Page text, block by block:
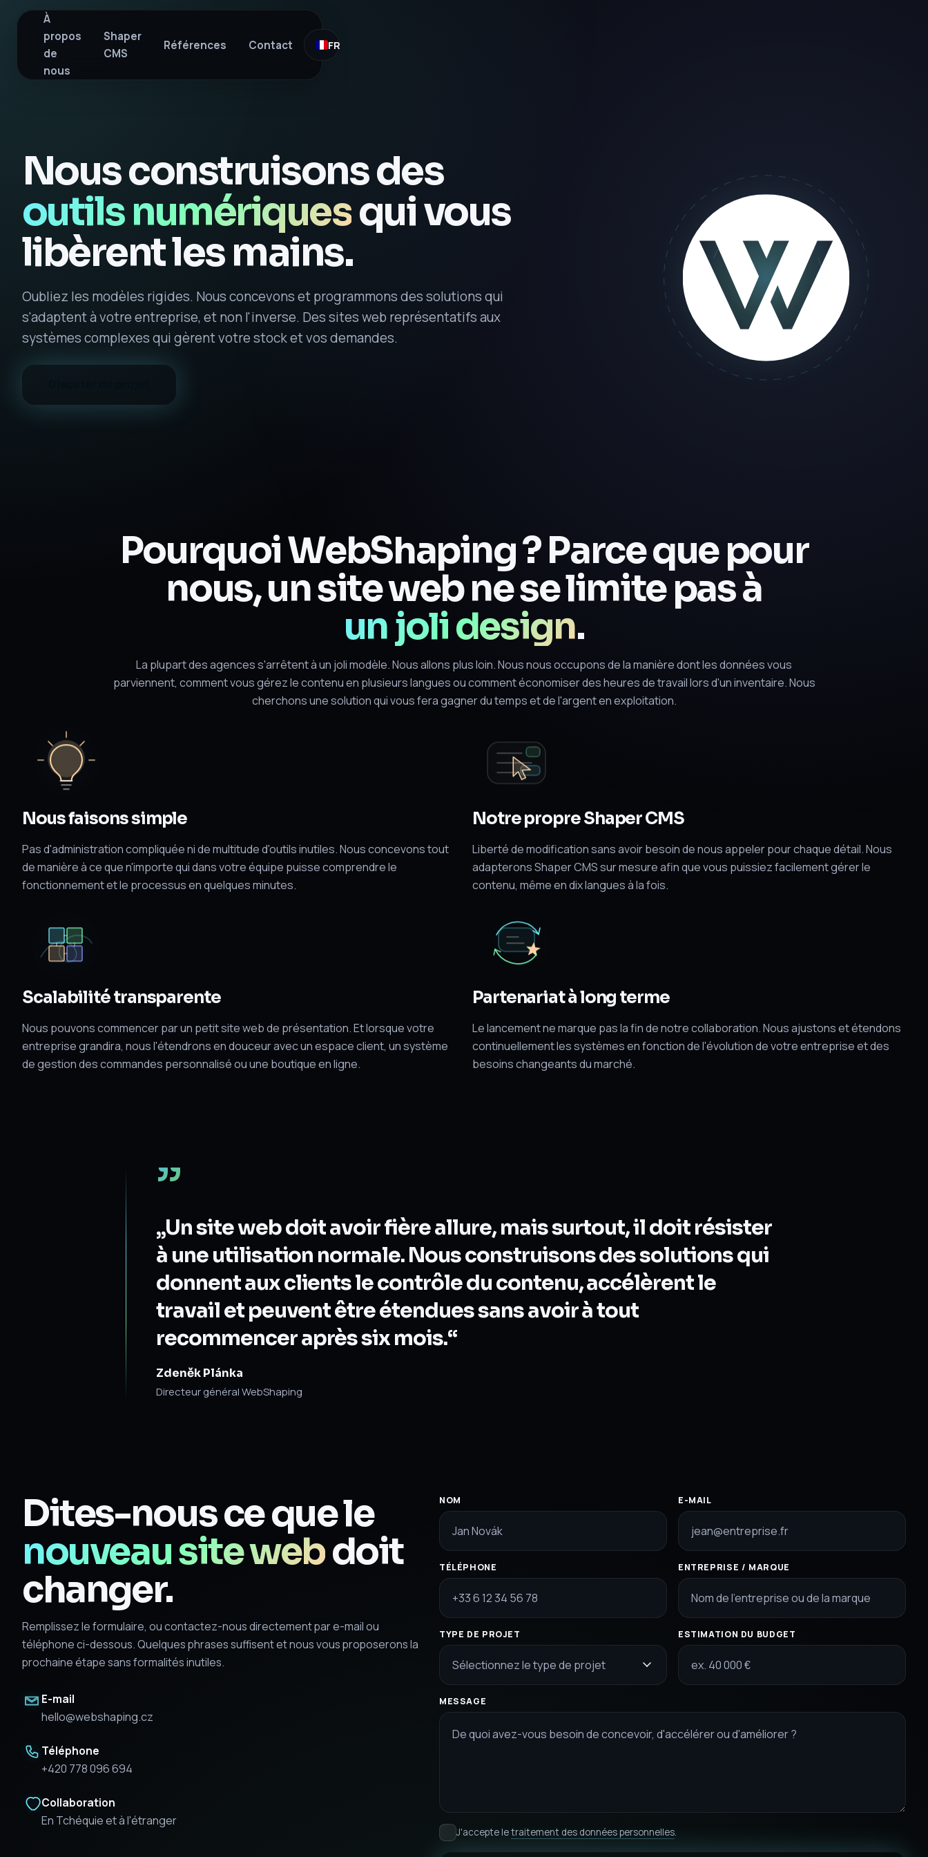
À
propos
de
nous
Shaper
CMS
Références Contact FR
Nous construisons des
outils numériquesqui vous
libèrent les mains.
Oubliez les modèles rigides. Nous concevons et programmons des solutions qui
s'adaptent à votre entreprise, et non l'inverse. Des sites web représentatifs aux
systèmes complexes qui gèrent votre stock et vos demandes.
Pourquoi WebShaping ? Parce que pour
nous, un site web ne se limite pas à
un joli design.
La plupart des agences s'arrêtent à un joli modèle. Nous allons plus loin. Nous nous occupons de la manière dont les données vous
parviennent, comment vous gérez le contenu en plusieurs langues ou comment économiser des heures de travail lors d'un inventaire. Nous
cherchons une solution qui vous fera gagner du temps et de l'argent en exploitation.
Nous faisons simple
Pas d'administration compliquée ni de multitude d'outils inutiles. Nous concevons tout
de manière à ce que n'importe qui dans votre équipe puisse comprendre le
fonctionnement et le processus en quelques minutes.
Notre propre Shaper CMS
Liberté de modification sans avoir besoin de nous appeler pour chaque détail. Nous
adapteronsShaper CMSsur mesure afin que vous puissiez facilement gérer le
contenu, même en dix langues à la fois.
Scalabilité transparente
Nous pouvons commencer par un petit site web de présentation. Et lorsque votre
entreprise grandira, nous l'étendrons en douceur avec un espace client, un système
de gestion des commandes personnalisé ou une boutique en ligne.
Partenariat à long terme
Le lancement ne marque pas la fin de notre collaboration. Nous ajustons et étendons
continuellement les systèmes en fonction de l'évolution de votre entreprise et des
besoins changeants du marché.
”
„Un site web doit avoir fière allure, mais surtout, il doit résister
à une utilisation normale. Nous construisons des solutions qui
donnent aux clients le contrôle du contenu, accélèrent le
travail et peuvent être étendues sans avoir à tout
recommencer après six mois.“
Zdeněk Plánka
Directeur général WebShaping
Dites-nous ce que le
nouveau site webdoit
changer.
Remplissez le formulaire, ou contactez-nous directement par e-mail ou
téléphone ci-dessous. Quelques phrases suffisent et nous vous proposerons la
prochaine étape sans formalités inutiles.
E-mail
hello@webshaping.cz
Téléphone
+420 778 096 694
Collaboration
En Tchéquie et à l'étranger
NOM E-MAIL
TÉLÉPHONE ENTREPRISE / MARQUE
TYPE DE PROJET
Sélectionnez le type de projet
ESTIMATION DU BUDGET
MESSAGE
J'accepte letraitement des données personnelles.